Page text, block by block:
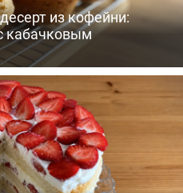
из кофейни:
кабачковым